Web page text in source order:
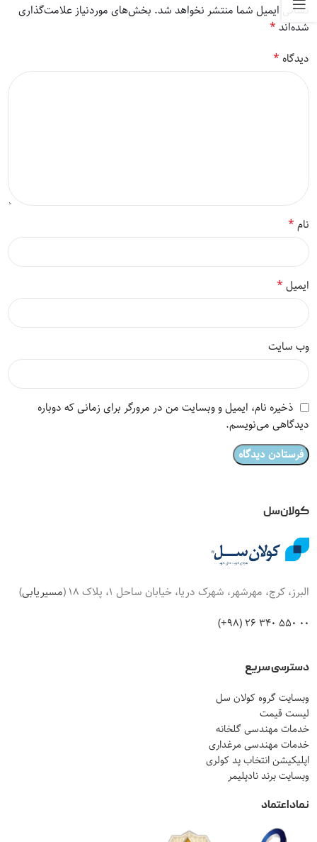
نشانی ایمیل شما منتشر نخواهد شد. بخش‌های موردنیاز علامت‌گذاری
شده‌اند*
دیدگاه*
نام*
ایمیل*
وب‌ سایت
ذخیره نام، ایمیل و وبسایت من در مرورگر برای زمانی که دوباره
دیدگاهی می‌نویسم.
کولان‌سل
البرز، کرج، مهرشهر، شهرک دریا، خیابان ساحل 1، پلاک 18 ( مسیریابی)
00 550 340 26 (98+)
دسترسی سریع
وبسایت گروه کولان سل
لیست قیمت
خدمات مهندسی گلخانه
خدمات مهندسی مرغداری
اپلیکیشن انتخاب پد کولری
وبسایت برند نادپلیمر
نماد اعتماد